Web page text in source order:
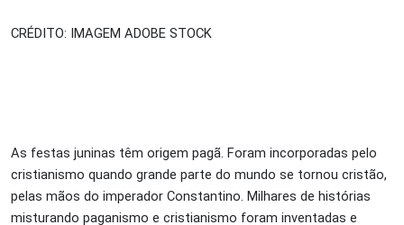
CRÉDITO: IMAGEM ADOBE STOCK
As festas juninas têm origem pagã. Foram incorporadas pelo
cristianismo quando grande parte do mundo se tornou cristão,
pelas mãos do imperador Constantino. Milhares de histórias
misturando paganismo e cristianismo foram inventadas e